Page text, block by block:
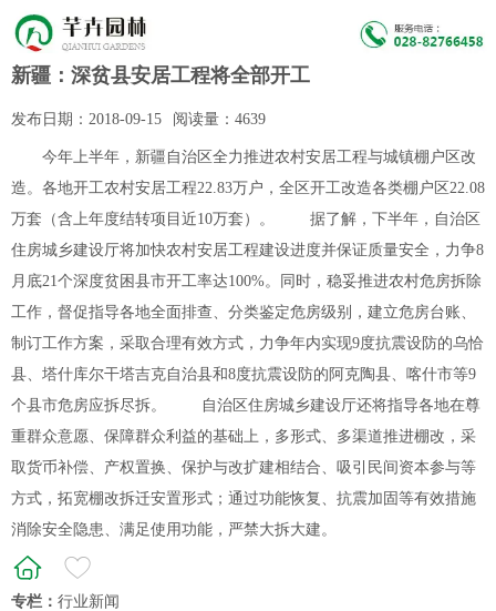
新疆：深贫县安居工程将全部开工
发布日期： 2018-09-15 阅读量： 4639
今年上半年，新疆自治区全力推进农村安居工程与城镇棚户区改
造。各地开工农村安居工程22.83万户，全区开工改造各类棚户区22.08
万套（含上年度结转项目近10万套）。 据了解，下半年，自治区
住房城乡建设厅将加快农村安居工程建设进度并保证质量安全，力争8
月底21个深度贫困县市开工率达100%。同时，稳妥推进农村危房拆除
工作，督促指导各地全面排查、分类鉴定危房级别，建立危房台账、
制订工作方案，采取合理有效方式，力争年内实现9度抗震设防的乌恰
县、塔什库尔干塔吉克自治县和8度抗震设防的阿克陶县、喀什市等9
个县市危房应拆尽拆。 自治区住房城乡建设厅还将指导各地在尊
重群众意愿、保障群众利益的基础上，多形式、多渠道推进棚改，采
取货币补偿、产权置换、保护与改扩建相结合、吸引民间资本参与等
方式，拓宽棚改拆迁安置形式；通过功能恢复、抗震加固等有效措施
消除安全隐患、满足使用功能，严禁大拆大建。
专栏： 行业新闻